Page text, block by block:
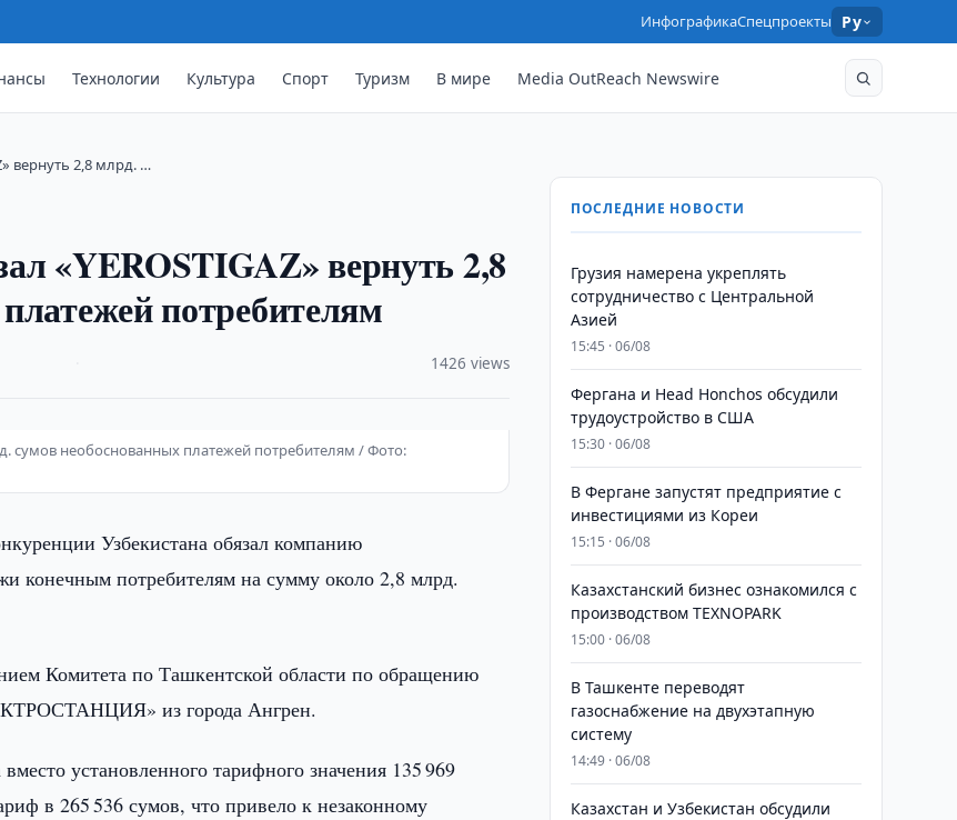
ИнфографикаСпецпроекты Ру
Технологии Культура Спорт Туризм В мире Media OutReach Newswire
вернуть 2,8 млрд. …
«YEROSTIGAZ» вернуть 2,8
потребителям
1426 views
сумов необоснованных платежей потребителям / Фото:
Узбекистана обязал компанию
конечным потребителям на сумму около 2,8 млрд.
Комитета по Ташкентской области по обращению
из города Ангрен.
установленного тарифного значения 135 969
в 265 536 сумов, что привело к незаконному
ПОСЛЕДНИЕ НОВОСТИ
Грузия намерена укреплять
сотрудничество с Центральной
Азией
15:45 · 06/08
Фергана и Head Honchos обсудили
трудоустройство в США
15:30 · 06/08
В Фергане запустят предприятие с
инвестициями из Кореи
15:15 · 06/08
Казахстанский бизнес ознакомился с
производством TEXNOPARK
15:00 · 06/08
В Ташкенте переводят
газоснабжение на двухэтапную
систему
14:49 · 06/08
Казахстан и Узбекистан обсудили